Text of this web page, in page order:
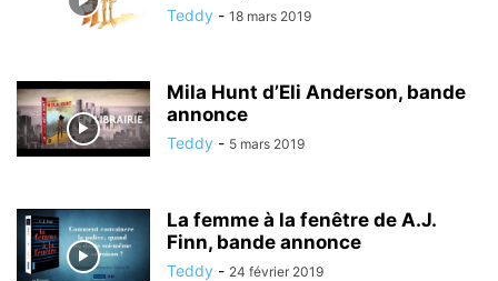
Teddy - 18 mars 2019
Mila Hunt d’Eli Anderson, bande
annonce
Teddy - 5 mars 2019
La femme à la fenêtre de A.J.
Finn, bande annonce
Teddy - 24 février 2019